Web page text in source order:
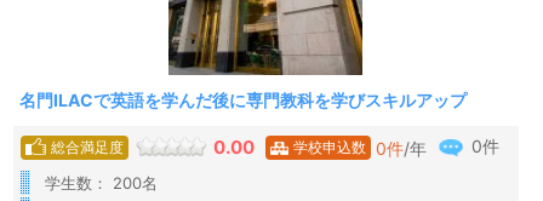
名門ILACで英語を学んだ後に専門教科を学びスキルアップ
総合満足度 0.00 学校申込数 0件/年 0件
学生数： 200名